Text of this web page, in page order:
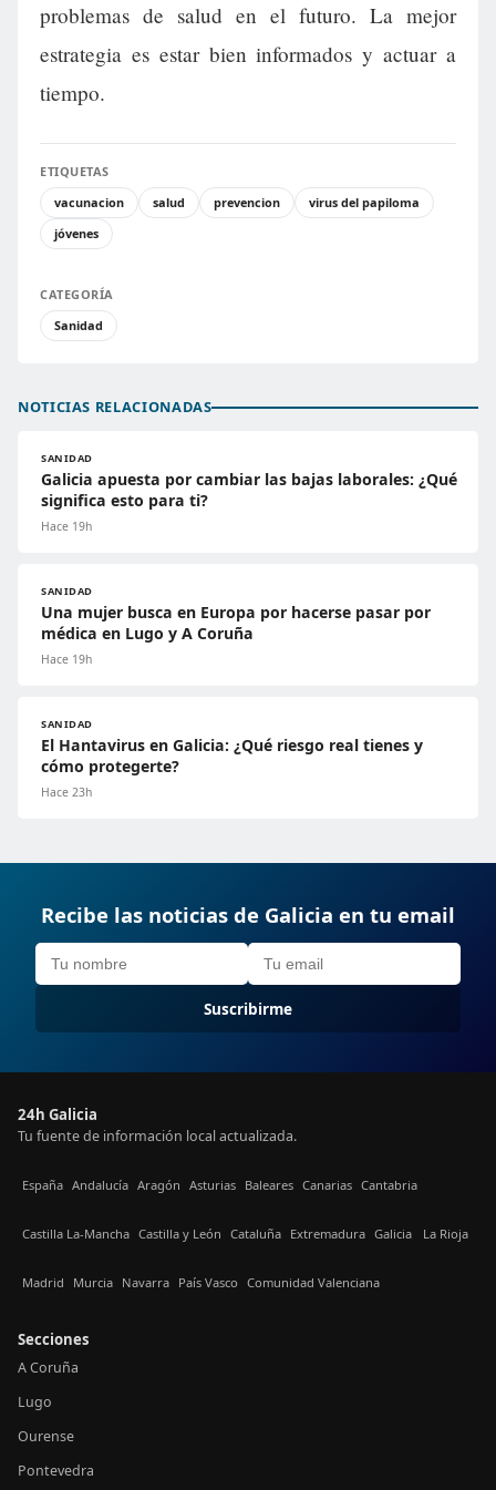
problemas de salud en el futuro. La mejor
estrategia es estar bien informados y actuar a
tiempo.
ETIQUETAS
vacunacion
salud prevencion
virus del papiloma
jóvenes
CATEGORÍA
Sanidad
NOTICIAS RELACIONADAS
SANIDAD
Galicia apuesta por cambiar las bajas laborales: ¿Qué
significa esto para ti?
Hace 19h
SANIDAD
Una mujer busca en Europa por hacerse pasar por
médica en Lugo y A Coruña
Hace 19h
SANIDAD
El Hantavirus en Galicia: ¿Qué riesgo real tienes y
cómo protegerte?
Hace 23h
Recibe las noticias de Galicia en tu email
Suscribirme
24h Galicia
Tu fuente de información local actualizada.
España Andalucía Aragón Asturias Baleares Canarias Cantabria
Castilla La-Mancha Castilla y León Cataluña Extremadura Galicia La Rioja
Madrid Murcia Navarra País Vasco Comunidad Valenciana
Secciones
A Coruña
Lugo
Ourense
Pontevedra